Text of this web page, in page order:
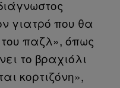
γιατρό που θα
παζλ», όπως
το βραχιόλι
κορτιζόνη»,